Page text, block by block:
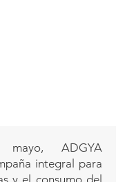
ADGYA
integral para
y el consumo del